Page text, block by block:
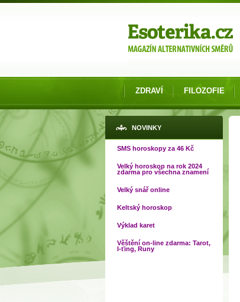
ZDRAVÍ FILOZOFIE
NOVINKY
SMS horoskopy za 46 Kč
Velký horoskop na rok 2024
zdarma pro všechna znamení
Velký snář online
Keltský horoskop
Výklad karet
Věštění on-line zdarma: Tarot,
I-ťing, Runy